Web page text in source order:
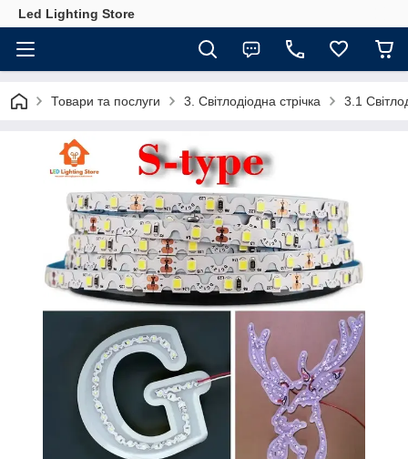
Led Lighting Store
Товари та послуги 3. Світлодіодна стрічка 3.1